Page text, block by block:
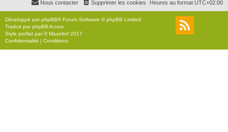
Heures au format UTC+02:00
Supprimer les cookies
Nous contacter
Développé parphpBB® Forum Software © phpBB Limited
Traduit parphpBB-fr.com
Style proflat par ©Mazeltof 2017
Confidentialité | Conditions